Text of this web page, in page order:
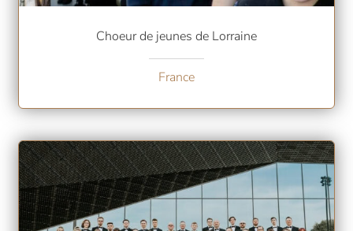
Choeur de jeunes de Lorraine
France